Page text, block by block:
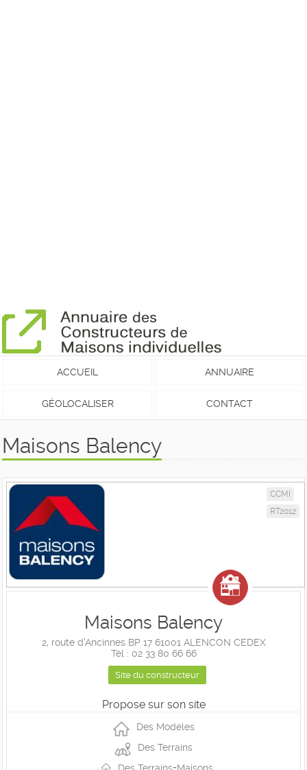
ACCUEIL ANNUAIRE
GÉOLOCALISER CONTACT
Maisons Balency
CCMI
RT2012
Maisons Balency
2, route d'Ancinnes BP 17 61001 ALENCON CEDEX
Tél : 02 33 80 66 66
Site du constructeur
Propose sur son site
Des Modéles
Des Terrains